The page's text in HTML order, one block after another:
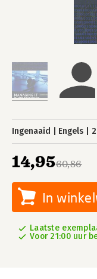
Ingenaaid Engels
60,86
14,95
In
Laatste
Voor 21:00 uur